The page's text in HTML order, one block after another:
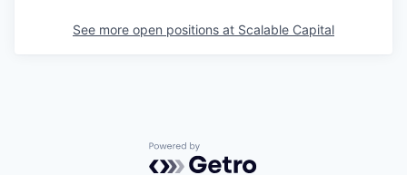
See more open positions at Scalable Capital
Powered by Getro.com